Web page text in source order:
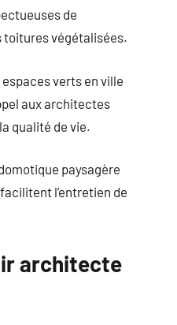
de
toitures végétalisées.
verts en ville
aux architectes
qualité de vie.
paysagère
l’entretien de
architecte